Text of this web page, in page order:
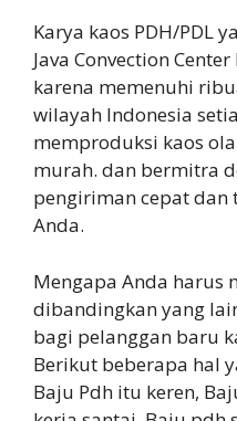
Karya kaos PDH/PDL
Java Convection
karena memenuhi
wilayah Indonesia
memproduksi kaos
murah. dan bermitra
pengiriman cepat dan
Anda.
Mengapa Anda harus
dibandingkan yang
bagi pelanggan baru
Berikut beberapa hal
Baju Pdh itu keren,